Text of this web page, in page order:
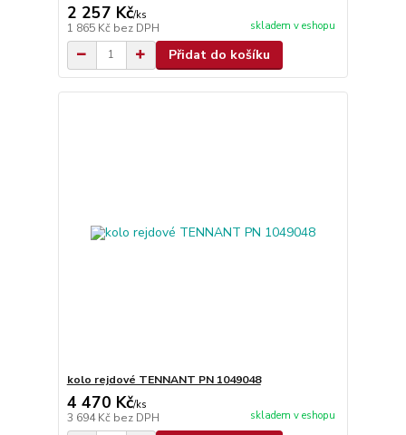
2 257 Kč/ks
1 865 Kč bez DPH skladem v eshopu
Přidat do košíku
kolo rejdové TENNANT PN 1049048
4 470 Kč/ks
3 694 Kč bez DPH skladem v eshopu